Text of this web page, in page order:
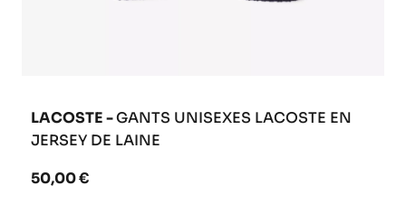
LACOSTE -GANTS UNISEXES LACOSTE EN
JERSEY DE LAINE
50,00 €